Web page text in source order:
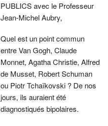
PUBLICS avec le Professeur
Jean-Michel Aubry,
Quel est un point commun
entre Van Gogh, Claude
Monnet, Agatha Christie, Alfred
de Musset, Robert Schuman
ou Piotr Tchaïkovski ? De nos
jours, ils auraient été
diagnostiqués bipolaires.